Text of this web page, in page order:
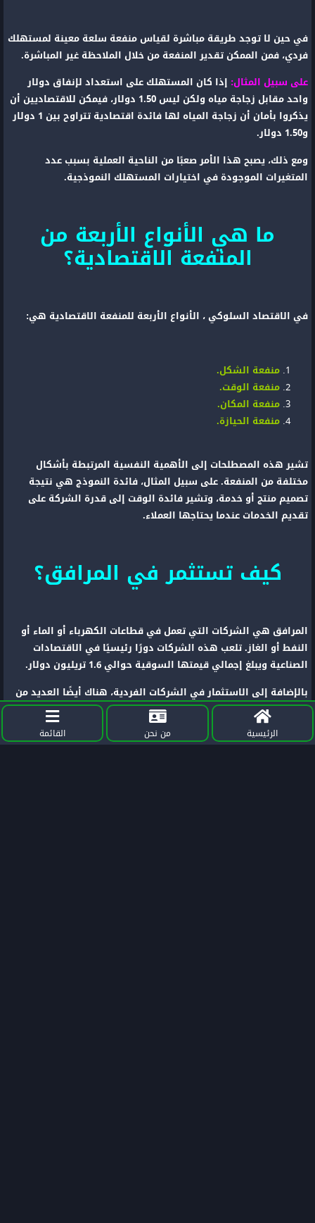
في حين لا توجد طريقة مباشرة لقياس منفعة سلعة معينة لمستهلك
فردي، فمن الممكن تقدير المنفعة من خلال الملاحظة غير المباشرة.
على سبيل المثال: إذا كان المستهلك على استعداد لإنفاق دولار
واحد مقابل زجاجة مياه ولكن ليس 1.50 دولار، فيمكن للاقتصاديين أن
يذكروا بأمان أن زجاجة المياه لها فائدة اقتصادية تتراوح بين 1 دولار
و1.50 دولار.
ومع ذلك، يصبح هذا الأمر صعبًا من الناحية العملية بسبب عدد
المتغيرات الموجودة في اختيارات المستهلك النموذجية.
ما هي الأنواع الأربعة من
المنفعة الاقتصادية؟
في الاقتصاد السلوكي ، الأنواع الأربعة للمنفعة الاقتصادية هي:
منفعة الشكل.
منفعة الوقت.
منفعة المكان.
منفعة الحيازة.
تشير هذه المصطلحات إلى الأهمية النفسية المرتبطة بأشكال
مختلفة من المنفعة. على سبيل المثال، فائدة النموذج هي نتيجة
تصميم منتج أو خدمة، وتشير فائدة الوقت إلى قدرة الشركة على
تقديم الخدمات عندما يحتاجها العملاء.
كيف تستثمر في المرافق؟
المرافق هي الشركات التي تعمل في قطاعات الكهرباء أو الماء أو
النفط أو الغاز. تلعب هذه الشركات دورًا رئيسيًا في الاقتصادات
الصناعية ويبلغ إجمالي قيمتها السوقية حوالي 1.6 تريليون دولار.
بالإضافة إلى الاستثمار في الشركات الفردية، هناك أيضًا العديد من
الصناديق المستهدفة التي يتم استثمارها في سلة من شركات قطاع
المرافق.الرئيسية من نحن القائمة